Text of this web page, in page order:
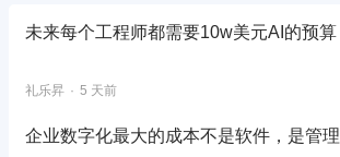
未来每个工程师都需要10w美元AI的预算
礼乐昇 5 天前
企业数字化最大的成本不是软件，是管理